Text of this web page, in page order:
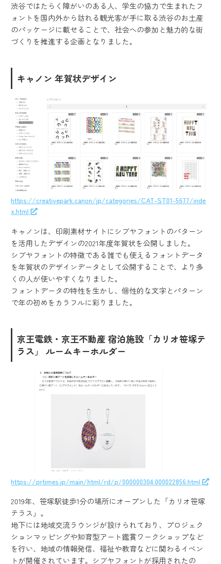
渋谷ではたらく障がいのある人、学生の協力で生まれたフ
ォントを国内外から訪れる観光客が手に取る渋谷のお土産
のパッケージに載せることで、社会への参加と魅力的な街
づくりを推進する企画となりました。
キャノン 年賀状デザイン
https://creativepark.canon/jp/categories/CAT-ST01-5677/inde
x.html
キャノンは、印刷素材サイトにシブヤフォントのパターン
を活用したデザインの2021年度年賀状を公開しました。
シブヤフォントの特徴である誰でも使えるフォントデータ
を年賀状のデザインデータとして公開することで、より多
くの人が使いやすくなりました。
フォントデータの特性を生かし、個性的な文字とパターン
で年の初めをカラフルに彩りました。
京王電鉄・京王不動産 宿泊施設「カリオ笹塚テ
ラス」 ルームキーホルダー
https://prtimes.jp/main/html/rd/p/000000304.000022856.html
2019年、笹塚駅徒歩1分の場所にオープンした「カリオ笹塚
テラス」。
地下には地域交流ラウンジが設けられており、プロジェク
ションマッピングや知育型アート鑑賞ワークショップなど
を行い、地域の情報発信、福祉や教育などに関わるイベン
トが開催されています。シブヤフォントが採用されたの